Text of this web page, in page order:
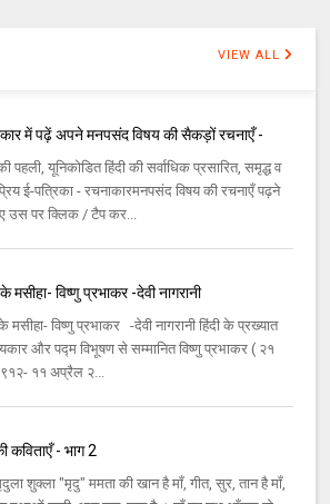
VIEW ALL
में पढ़ें अपने मनपसंद विषय की सैकड़ों रचनाएँ -
पहली, यूनिकोडित हिंदी की सर्वाधिक प्रसारित, समृद्ध व
ई-पत्रिका - रचनाकारमनपसंद विषय की रचनाएँ पढ़ने
उस पर क्लिक / टैप कर...
मसीहा- विष्णु प्रभाकर -देवी नागरानी
मसीहा- विष्णु प्रभाकर -देवी नागरानी हिंदी के प्रख्यात
और पद्म विभूषण से सम्मानित विष्णु प्रभाकर ( २१
११ अप्रैल २...
कविताएँ - भाग 2
शुक्ला "मृदु" ममता की खान है माँ, गीत, सुर, तान है माँ,